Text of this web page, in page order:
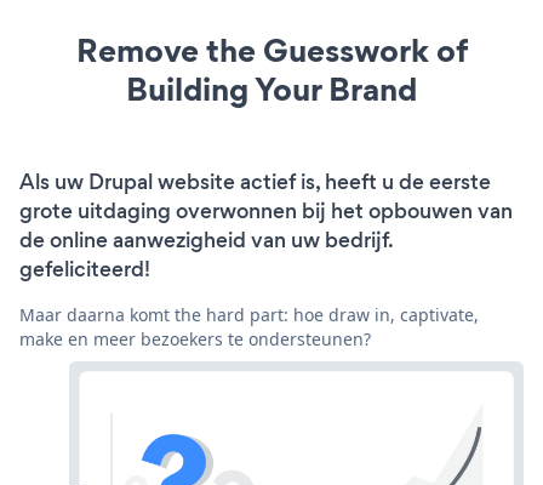
Remove the Guesswork of
Building Your Brand
Als uw Drupal website actief is, heeft u de eerste
grote uitdaging overwonnen bij het opbouwen van
de online aanwezigheid van uw bedrijf.
gefeliciteerd!
Maar daarna komt the hard part: hoe draw in, captivate,
make en meer bezoekers te ondersteunen?